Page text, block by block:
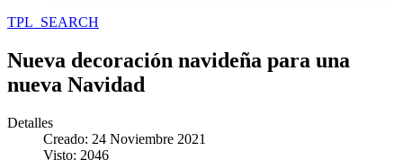
TPL_SEARCH
Nueva decoración navideña para una
nueva Navidad
Detalles
Creado: 24 Noviembre 2021
Visto: 2046